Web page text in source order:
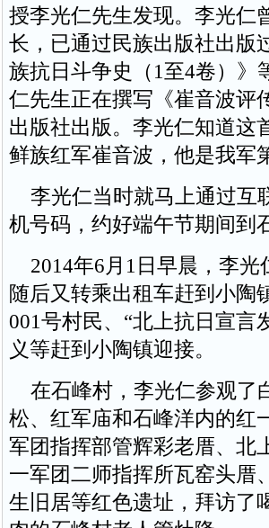
授李光仁先生发现。李光仁
长，已通过民族出版社出版
族抗日斗争史（1至4卷）》
仁先生正在撰写《崔音波评
出版社出版。李光仁知道这
鲜族红军崔音波，他是我军
李光仁当时就马上通过互
机号码，约好端午节期间到
2014年6月1日早晨，李光
随后又转乘出租车赶到小陶
001号村民、“北上抗日宣言
义等赶到小陶镇迎接。
在石峰村，李光仁参观了
松、红军庙和石峰洋内的红
军团指挥部管辉彩老厝、北
一军团二师指挥所瓦窑头厝
生旧居等红色遗址，拜访了